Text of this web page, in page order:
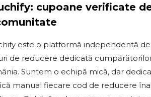
cupoane verificate
este o platformă independentă
de reducere dedicată
Suntem o echipă mică, dar
manual fiecare cod de reducere